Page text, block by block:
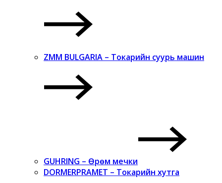
ZMM BULGARIA – Токарийн суурь машин
GUHRING – Өрөм мечки
DORMERPRAMET – Токарийн хутга